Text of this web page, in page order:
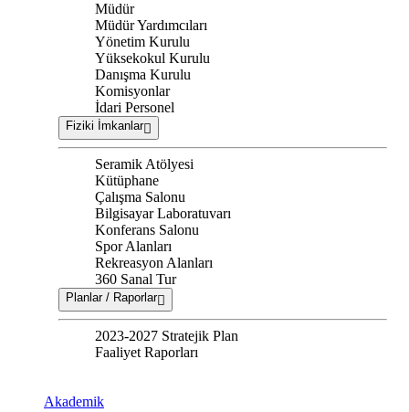
Müdür
Müdür Yardımcıları
Yönetim Kurulu
Yüksekokul Kurulu
Danışma Kurulu
Komisyonlar
İdari Personel
Fiziki İmkanlar
Seramik Atölyesi
Kütüphane
Çalışma Salonu
Bilgisayar Laboratuvarı
Konferans Salonu
Spor Alanları
Rekreasyon Alanları
360 Sanal Tur
Planlar / Raporlar
2023-2027 Stratejik Plan
Faaliyet Raporları
Akademik